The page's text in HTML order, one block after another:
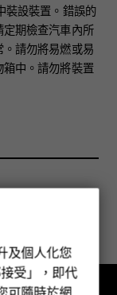
裝設裝置。錯誤的
期檢查汽車內所
請勿將易燃或易
中。請勿將裝置
及個人化您
受」，即代